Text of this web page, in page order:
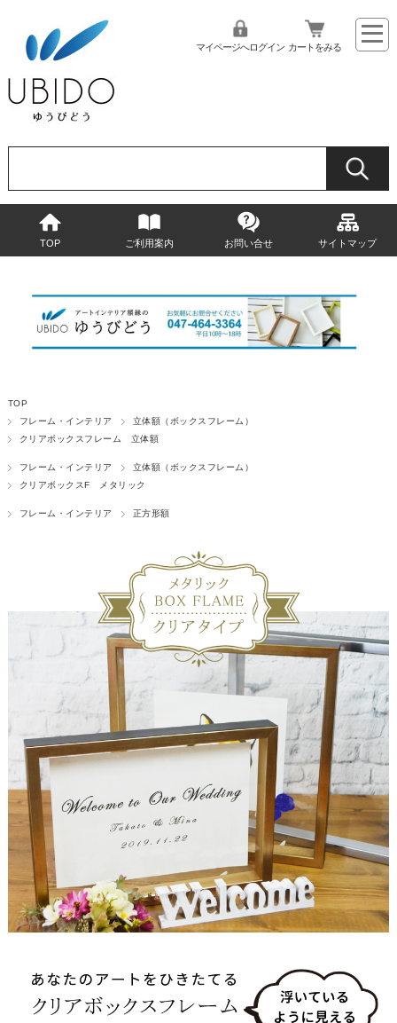
マイページへログイン カートをみる
TOP ご利用案内 お問い合せ サイトマップ
TOP
フレーム・インテリア
立体額（ボックスフレーム）
クリアボックスフレーム 立体額
フレーム・インテリア
立体額（ボックスフレーム）
クリアボックスF メタリック
フレーム・インテリア 正方形額